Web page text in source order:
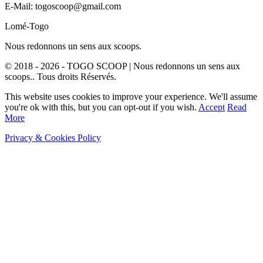
E-Mail: togoscoop@gmail.com
Lomé-Togo
Nous redonnons un sens aux scoops.
© 2018 - 2026 - TOGO SCOOP | Nous redonnons un sens aux
scoops.. Tous droits Réservés.
This website uses cookies to improve your experience. We'll assume
you're ok with this, but you can opt-out if you wish. Accept Read
More
Privacy & Cookies Policy